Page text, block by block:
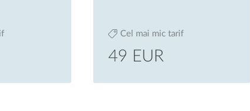
Cel mai mic tarif
49 EUR